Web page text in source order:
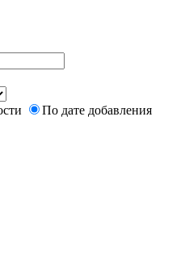
По дате добавления